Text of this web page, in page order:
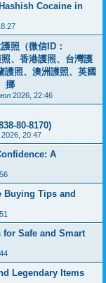
Cocaine in
照（微信ID：
、香港護照、台灣護
護照、澳洲護照、英國
挪
2026, 22:46
80-8170)
20:47
A
Buying Tips and
for Safe and Smart
Legendary Items